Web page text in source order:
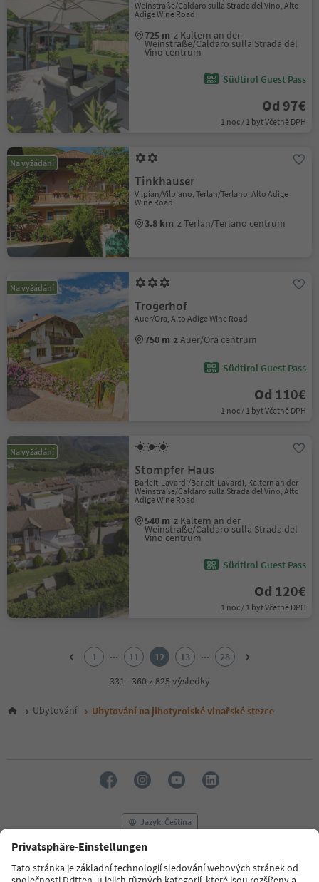
Weinstraße/Caldaro sulla Strada del Vino, Alto
Adige Wine Road
725 m z Kaltern an der
Weinstraße/Caldaro sulla Strada del
Vino centrum
Südtirol Guest Pass
Od 97€
1 noc / 1 byt Včetně DPH
Na vyžádání
Tinkhauser
Vilpian/Vilpiano, Terlan/Terlano, Alto Adige
Wine Road
3.8 km z Terlan/Terlano centrum
Na vyžádání
Trogerhof
Auer/Ora, Alto Adige Wine Road
750 m z Auer/Ora centrum
Südtirol Guest Pass
Od 110€
1 noc / 1 byt Včetně DPH
Na vyžádání
Stompfer Haus
Barleit-Lavardi/Barleit-Lavardi, Kaltern an der
Weinstraße/Caldaro sulla Strada del Vino, Alto
Adige Wine Road
540 m z Kaltern an der
Weinstraße/Caldaro sulla Strada del
Vino centrum
Südtirol Guest Pass
Od 120€
1 noc / 1 byt Včetně DPH
6
16
17
18
1 ... 11 12 13 ...
28
331 - 360 z 825 výsledky
Ubytování Ubytování na jihotyrolské vinařské stezce
Jazyk: Čeština
FAQ Kontaktujte nás Tisk
MICE